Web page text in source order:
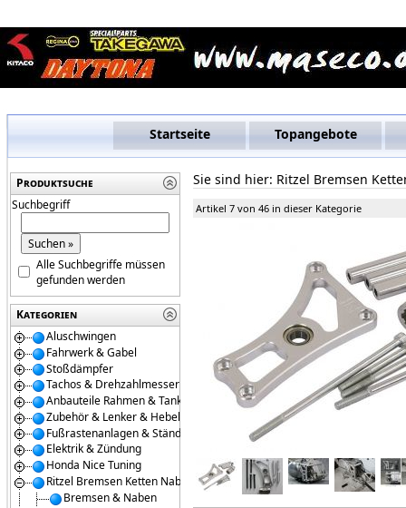
Startseite Topangebote
Produktsuche
Suchbegriff
Alle Suchbegriffe müssen
gefunden werden
Kategorien
Aluschwingen
Fahrwerk & Gabel
Stoßdämpfer
Tachos & Drehzahlmesser
Anbauteile Rahmen & Tanks
Zubehör & Lenker & Hebel
Fußrastenanlagen & Ständer
Elektrik & Zündung
Honda Nice Tuning
Ritzel Bremsen Ketten Naben
Bremsen & Naben
Sie sind hier: Ritzel Bremsen
Artikel 7 von 46 in dieser Kategorie